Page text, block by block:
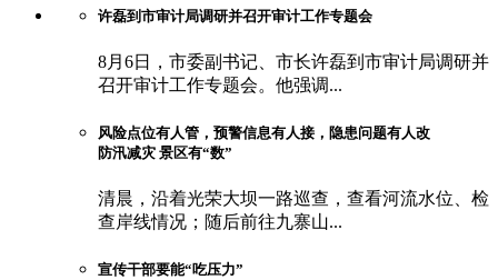
许磊到市审计局调研并召开审计工作专题会
8月6日，市委副书记、市长许磊到市审计局调研并
召开审计工作专题会。他强调...
风险点位有人管，预警信息有人接，隐患问题有人改
防汛减灾 景区有“数”
清晨，沿着光荣大坝一路巡查，查看河流水位、检
查岸线情况；随后前往九寨山...
宣传干部要能“吃压力”